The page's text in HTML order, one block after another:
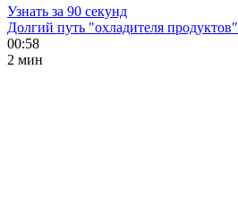
Узнать за 90 секунд
Долгий путь "охладителя продуктов"
00:58
2 мин